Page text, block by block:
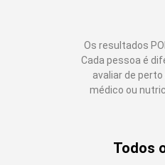
Os resultados
Cada pessoa é
avaliar de
médico ou
Todos